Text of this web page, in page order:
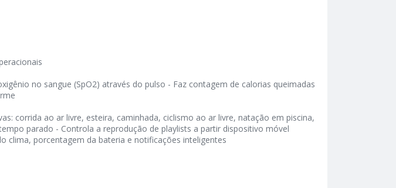
no sangue (SpO2) através do pulso - Faz contagem de calorias queimadas
corrida ao ar livre, esteira, caminhada, ciclismo ao ar livre, natação em piscina,
parado - Controla a reprodução de playlists a partir dispositivo móvel
clima, porcentagem da bateria e notificações inteligentes